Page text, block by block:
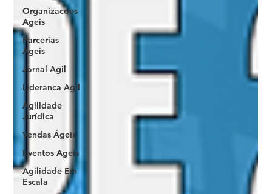
Organizacoes
Ageis
Parcerias
Ageis
Jornal Agil
Lideranca Agil
Agilidade
Jurídica
Vendas Ágeis
Eventos Ageis
Agilidade Em
Escala